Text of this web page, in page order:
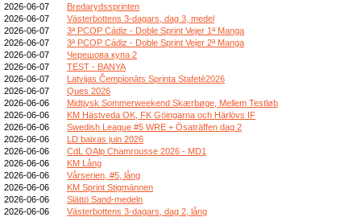
2026-06-07
Bredarydssprinten
2026-06-07
Västerbottens 3-dagars, dag 3, medel
2026-06-07
3ª PCOP Cádiz - Doble Sprint Vejer 1ª Manga
2026-06-07
3ª PCOP Cádiz - Doble Sprint Vejer 2ª Manga
2026-06-07
Черешова купа 2
2026-06-07
TEST - BANYA
2026-06-07
Latvijas Čempionāts Sprinta Stafetē2026
2026-06-07
Ques 2026
2026-06-06
Midtjysk Sommerweekend Skærbøge, Mellem Testløb
2026-06-06
KM Hästveda OK, FK Göingarna och Härlövs IF
2026-06-06
Swedish League #5 WRE + Ösaträffen dag 2
2026-06-06
LD baixas juin 2026
2026-06-06
CdL OAlp Chamrousse 2026 - MD1
2026-06-06
KM Lång
2026-06-06
Vårserien, #5, lång
2026-06-06
KM Sprint Stigmännen
2026-06-06
Slättö Sand-medeln
2026-06-06
Västerbottens 3-dagars, dag 2, lång